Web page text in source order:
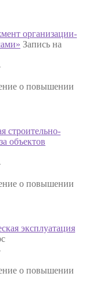
организации-
Запись на
о повышении
строительно-
объектов
о повышении
эксплуатация
о повышении